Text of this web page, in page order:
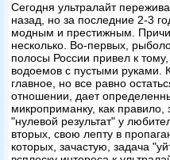
Сегодня ультралайт
назад, но за последние 2-3
модным и престижным.
несколько. Во-первых,
полосы России привел к
водоемов с пустыми руками.
главное, но все равно
отношении, дает
микроприманку, как
"нулевой результат" у
вторых, свою лепту в
которых, зачастую, задача